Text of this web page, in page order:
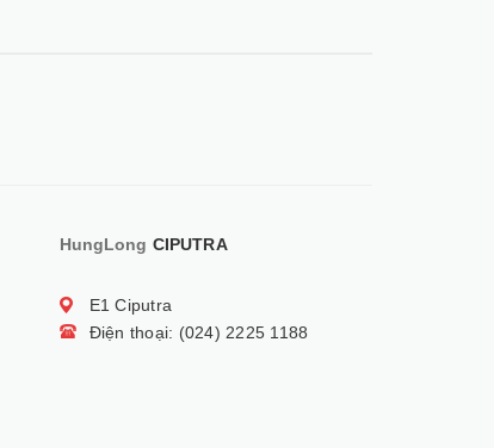
HungLong CIPUTRA
E1 Ciputra
Điện thoại: (024) 2225 1188